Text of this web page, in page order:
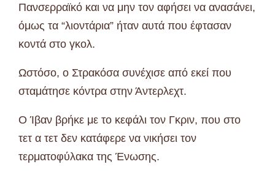
Πανσερραϊκό και να μην τον αφήσει να ανασάνει,
όμως τα “λιοντάρια” ήταν αυτά που έφτασαν
κοντά στο γκολ.
Ωστόσο, ο Στρακόσα συνέχισε από εκεί που
σταμάτησε κόντρα στην Άντερλεχτ.
Ο Ίβαν βρήκε με το κεφάλι τον Γκριν, που στο
τετ α τετ δεν κατάφερε να νικήσει τον
τερματοφύλακα της Ένωσης.